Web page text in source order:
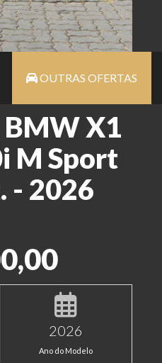
OUTRAS OFERTAS
X1
M Sport
- 2026
2026
Ano do Modelo